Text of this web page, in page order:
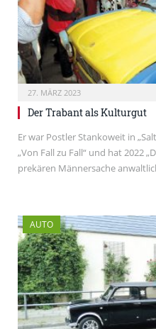
27. MÄRZ 2023
Der Trabant als Kulturgut
Er war Postler Stankoweit in
„Von Fall zu Fall“ und hat 2022
prekären Männersache
AUTO